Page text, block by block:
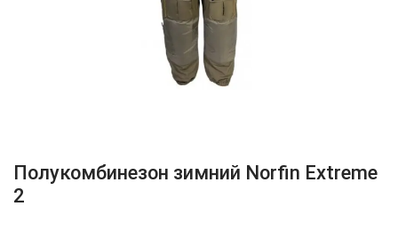
Полукомбинезон зимний Norfin Extreme
2